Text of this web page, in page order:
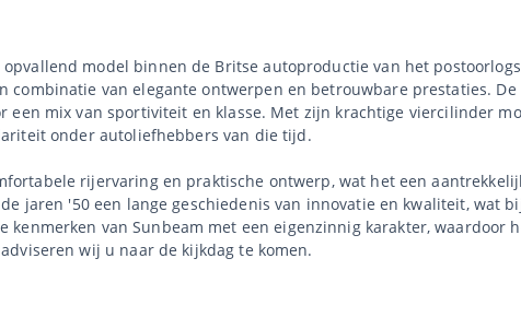
opvallend model binnen de Britse autoproductie van het
van elegante ontwerpen en betrouwbare prestaties.
mix van sportiviteit en klasse. Met zijn krachtige viercilinder
onder autoliefhebbers van die tijd.
rijervaring en praktische ontwerp, wat het een
jaren '50 een lange geschiedenis van innovatie en kwaliteit, wat
van Sunbeam met een eigenzinnig karakter, waardoor
wij u naar de kijkdag te komen.